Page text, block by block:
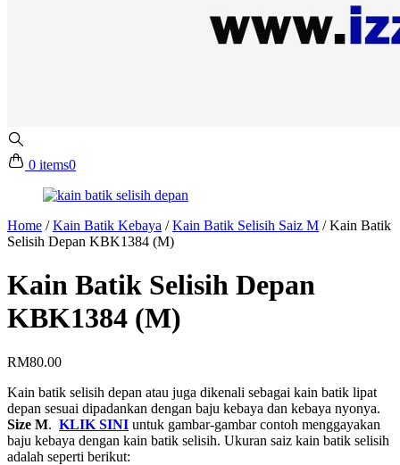
0 items0
Home /Kain Batik Kebaya /Kain Batik Selisih Saiz M /Kain Batik
Selisih Depan KBK1384 (M)
Kain Batik Selisih Depan
KBK1384 (M)
RM80.00
Kain batik selisih depan atau juga dikenali sebagai kain batik lipat
depan sesuai dipadankan dengan baju kebaya dan kebaya nyonya.
Size M. KLIK SINI untuk gambar-gambar contoh menggayakan
baju kebaya dengan kain batik selisih. Ukuran saiz kain batik selisih
adalah seperti berikut: